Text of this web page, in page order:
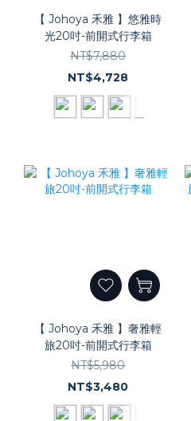
【 Johoya 禾雅 】悠雅時
光20吋-前開式行李箱
NT$7,880
NT$4,728
【 Johoya 禾雅 】奢雅輕
旅20吋-前開式行李箱
NT$5,980
NT$3,480